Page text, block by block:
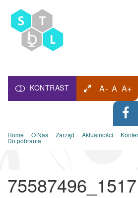
A- A A+
KONTRAST
Home O Nas Zarząd Aktualności
Do pobrania